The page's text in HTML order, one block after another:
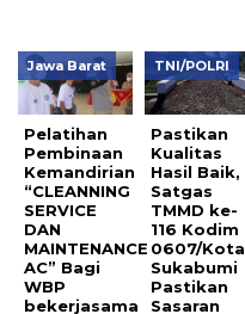
Jawa Barat
Pelatihan
Pembinaan
Kemandirian
“CLEANNING
SERVICE
DAN
MAINTENANCE
AC” Bagi
WBP
bekerjasama
TNI/POLRI
Pastikan
Kualitas
Hasil Baik,
Satgas
TMMD ke-
116 Kodim
0607/Kota
Sukabumi
Pastikan
Sasaran